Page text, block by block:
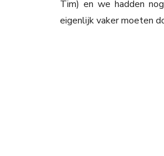
Tim) en we hadden
eigenlijk vaker moeten